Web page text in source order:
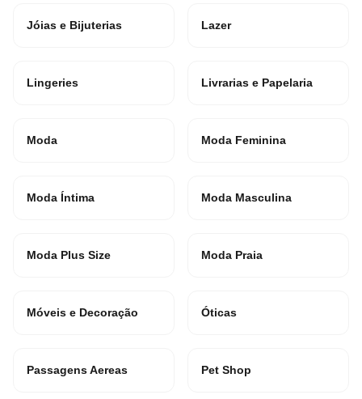
Jóias e Bijuterias Lazer
Lingeries Livrarias e Papelaria
Moda Moda Feminina
Moda Íntima Moda Masculina
Moda Plus Size Moda Praia
Móveis e Decoração Óticas
Passagens Aereas Pet Shop